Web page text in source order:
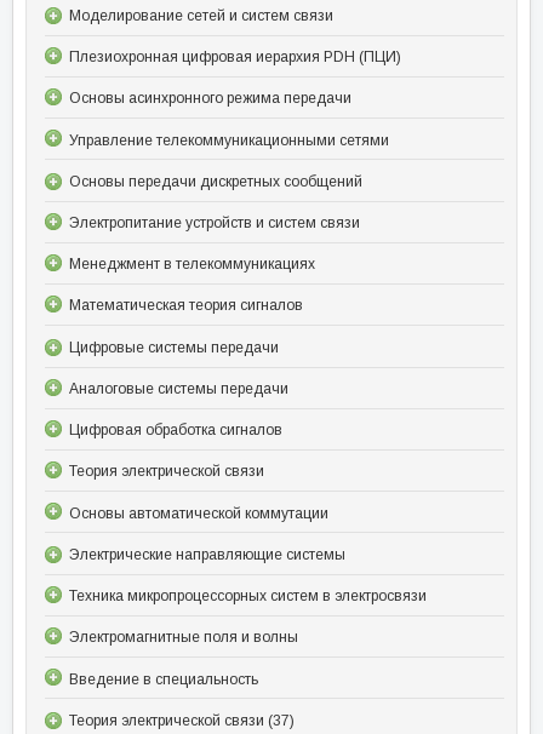
Моделирование сетей и систем связи
Плезиохронная цифровая иерархия PDH (ПЦИ)
Основы асинхронного режима передачи
Управление телекоммуникационными сетями
Основы передачи дискретных сообщений
Электропитание устройств и систем связи
Менеджмент в телекоммуникациях
Математическая теория сигналов
Цифровые системы передачи
Аналоговые системы передачи
Цифровая обработка сигналов
Теория электрической связи
Основы автоматической коммутации
Электрические направляющие системы
Техника микропроцессорных систем в электросвязи
Электромагнитные поля и волны
Введение в специальность
Теория электрической связи (37)